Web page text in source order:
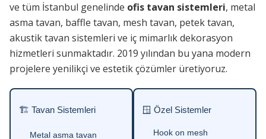
ve tüm İstanbul genelinde ofis tavan sistemleri, metal
asma tavan, baffle tavan, mesh tavan, petek tavan,
akustik tavan sistemleri ve iç mimarlık dekorasyon
hizmetleri sunmaktadır. 2019 yılından bu yana modern
projelere yenilikçi ve estetik çözümler üretiyoruz.
🏗 Tavan Sistemleri
Metal asma tavan
🪟 Özel Sistemler
Hook on mesh